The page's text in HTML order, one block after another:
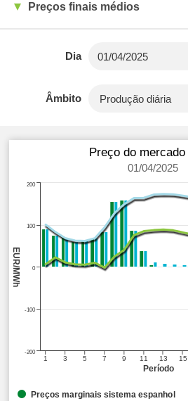
Preços finais médios
Dia
Âmbito
Período
EUR/MWh
Preço do
01/04/2025
1 15
3 5 7 9 11 13
0
100
-200
-100
200
Preços marginais sistema espanhol